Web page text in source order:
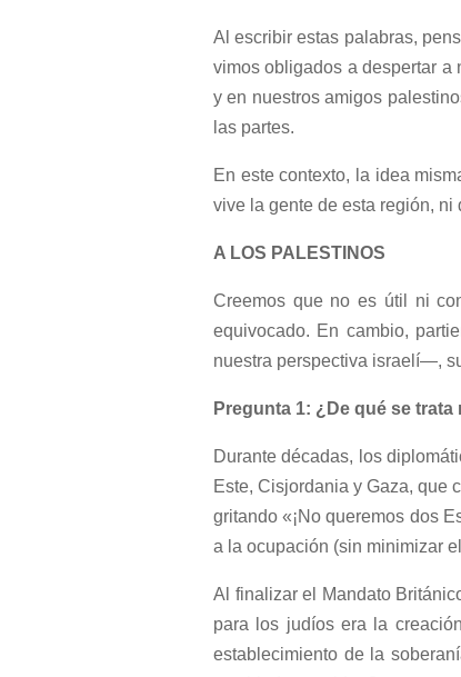
Al escribir estas palabras,
vimos obligados a despertar a
y en nuestros amigos
las partes.
En este contexto, la idea
vive la gente de esta región,
A LOS PALESTINOS
Creemos que no es útil ni
equivocado. En cambio,
nuestra perspectiva israelí—,
Pregunta 1: ¿De qué se
Durante décadas, los
Este, Cisjordania y Gaza, que
gritando «¡No queremos dos
a la ocupación (sin minimizar
Al finalizar el Mandato
para los judíos era la
establecimiento de la